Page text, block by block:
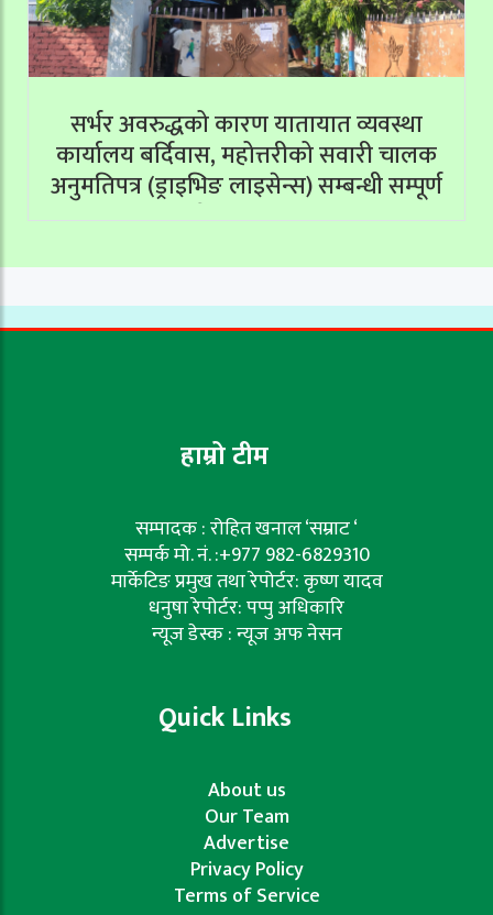
सर्भर अवरुद्धको कारण यातायात व्यवस्था
कार्यालय बर्दिवास, महोत्तरीको सवारी चालक
अनुमतिपत्र (ड्राइभिङ लाइसेन्स) सम्बन्धी सम्पूर्ण
सेवाहरू बन्द
हाम्रो टीम
सम्पादक : रोहित खनाल ‘सम्राट ‘
सम्पर्क मो. नं. :+977 982-6829310
मार्केटिङ प्रमुख तथा रेपोर्टर: कृष्ण यादव
धनुषा रेपोर्टर: पप्पु अधिकारि
न्यूज डेस्क : न्यूज अफ नेसन
Quick Links
About us
Our Team
Advertise
Privacy Policy
Terms of Service